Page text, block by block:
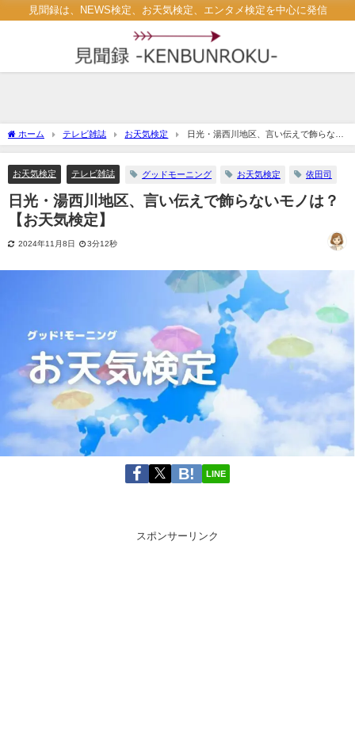
見聞録は、NEWS検定、お天気検定、エンタメ検定を中心に発信
ホーム テレビ雑誌 お天気検定
日光・湯西川地区、言い伝えで飾らない
モノは？【お天気検定】
お天気検定 テレビ雑誌 グッドモーニング お天気検定 依田司
日光・湯西川地区、言い伝えで飾らないモノは？
【お天気検定】
2024年11月8日 3分12秒
LINE
スポンサーリンク